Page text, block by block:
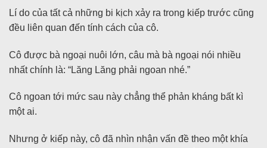
Lí do của tất cả những bi kịch xảy ra trong kiếp trước cũng
đều liên quan đến tính cách của cô.
Cô được bà ngoại nuôi lớn, câu mà bà ngoại nói nhiều
nhất chính là: “Lăng Lăng phải ngoan nhé.”
Cô ngoan tới mức sau này chẳng thể phản kháng bất kì
một ai.
Nhưng ở kiếp này, cô đã nhìn nhận vấn đề theo một khía